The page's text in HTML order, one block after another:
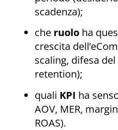
scadenza);
che ruolo ha
crescita
scaling, difesa
retention);
quali KPI ha
AOV, MER,
ROAS).